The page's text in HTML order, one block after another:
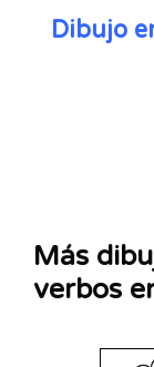
Dibujo
Más
verbos